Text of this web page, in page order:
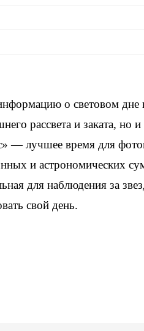
о световом
рассвета и заката, но
— лучшее время для
и астрономических
для наблюдения за
свой день.